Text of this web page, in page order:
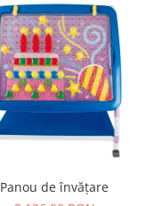
Panou de învățare